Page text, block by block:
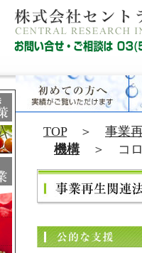
TOP＞ 事業
機構＞ コロナ